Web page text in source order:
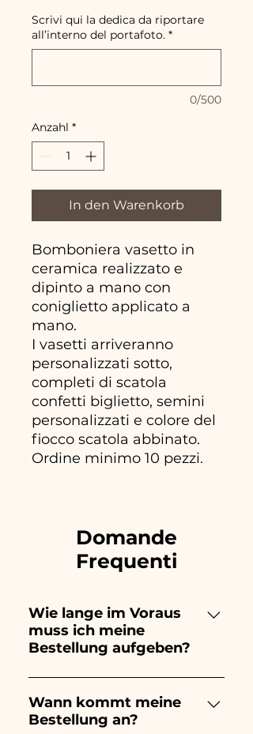
Scrivi qui la dedica da riportare
all’interno del portafoto. *
0/500
Anzahl *
In den Warenkorb
Bomboniera vasetto in
ceramica realizzato e
dipinto a mano con
coniglietto applicato a
mano.
I vasetti arriveranno
personalizzati sotto,
completi di scatola
confetti biglietto, semini
personalizzati e colore del
fiocco scatola abbinato.
Ordine minimo 10 pezzi.
Domande
Frequenti
Wie lange im Voraus
muss ich meine
Bestellung aufgeben?
Ceramiche Ania kreiert und
bemalt vollständig von Hand,
daher dauert ihre Herstellung
Wann kommt meine
Bestellung an?